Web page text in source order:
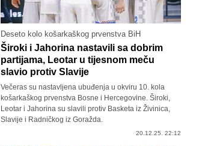
Deseto kolo košarkaškog prvenstva BiH
Široki i Jahorina nastavili sa dobrim
partijama, Leotar u tijesnom meču
slavio protiv Slavije
Večeras su nastavljena ubuđenja u okviru 10. kola
košarkaškog prvenstva Bosne i Hercegovine. Široki,
Leotar i Jahorina su slavili protiv Basketa iz Živinica,
Slavije i Radničkog iz Goražda.
20.12.25. 22:12